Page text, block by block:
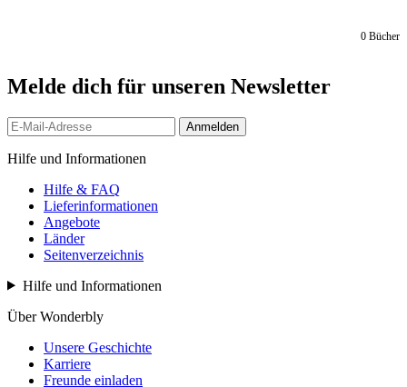
0 Bücher
Melde dich für unseren Newsletter
Anmelden
Hilfe und Informationen
Hilfe & FAQ
Lieferinformationen
Angebote
Länder
Seitenverzeichnis
Hilfe und Informationen
Über Wonderbly
Unsere Geschichte
Karriere
Freunde einladen